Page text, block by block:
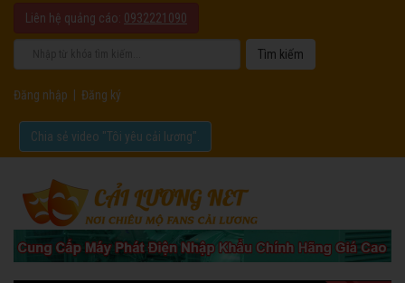
Liên hệ quảng cáo: 0932221090
Đăng nhập Đăng ký
Chia sẻ video "Tôi yêu cải lương".